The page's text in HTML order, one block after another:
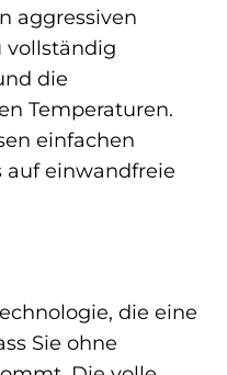
aggressiven
vollständig
die
Temperaturen.
einfachen
auf einwandfreie
die eine
Sie ohne